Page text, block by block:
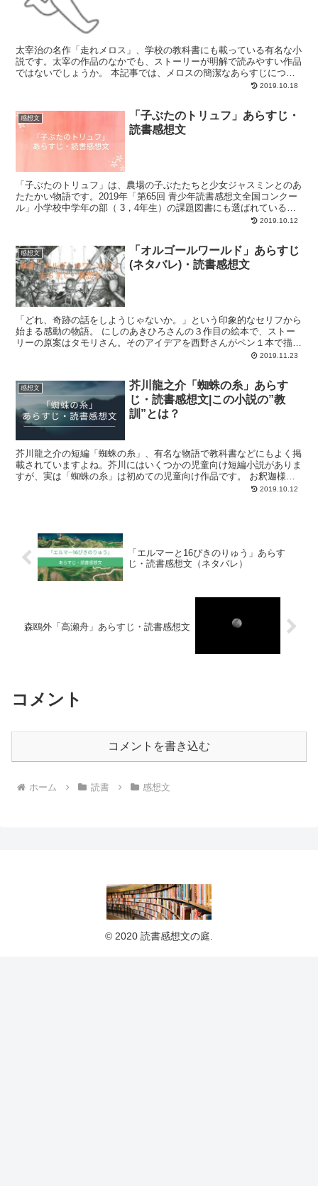
太宰治の名作「走れメロス」、学校の教科書にも載っている有名な小
説です。太宰の作品のなかでも、ストーリーが明解で読みやすい作品
ではないでしょうか。 本記事では、メロスの簡潔なあらすじについ
てまとめています。サクッと内容・ポイント（作品の主題・...2019.10.18
感想文
「子ぶたのトリュフ」あらすじ・
読書感想文
「子ぶたのトリュフ」は、農場の子ぶたたちと少女ジャスミンとのあ
たたかい物語です。2019年「第65回 青少年読書感想文全国コンクー
ル」小学校中学年の部（ 3，4年生）の課題図書にも選ばれている一
2019.10.12
感想文
「オルゴールワールド」あらすじ
(ネタバレ)・読書感想文
「どれ、奇跡の話をしようじゃないか。」という印象的なセリフから
始まる感動の物語。 にしのあきひろさんの３作目の絵本で、ストー
リーの原案はタモリさん。そのアイデアを西野さんがペン１本で描い
たのがこの本です。絵は色がなくてモノクロなんですが、緻...2019.11.23
感想文
芥川龍之介「蜘蛛の糸」あらす
じ・読書感想文|この小説の”教
訓”とは？
芥川龍之介の短編「蜘蛛の糸」、有名な物語で教科書などにもよく掲
載されていますよね。芥川にはいくつかの児童向け短編小説がありま
すが、実は「蜘蛛の糸」は初めての児童向け作品です。 お釈迦様と
地獄のカンダタという2つの視点で進んでいくこの物語は、...2019.10.12
「エルマーと16ぴきのりゅう」あらす
じ・読書感想文（ネタバレ）
森鴎外「高瀬舟」あらすじ・読書感想文
コメント
コメントを書き込む
ホーム 読書 感想文
© 2020 読書感想文の庭.